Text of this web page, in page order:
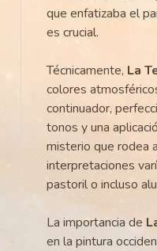
que enfatizaba el
es crucial.
Técnicamente, La
colores
continuador,
tonos y una
misterio que rodea
interpretaciones
pastoril o incluso
La importancia de
en la pintura